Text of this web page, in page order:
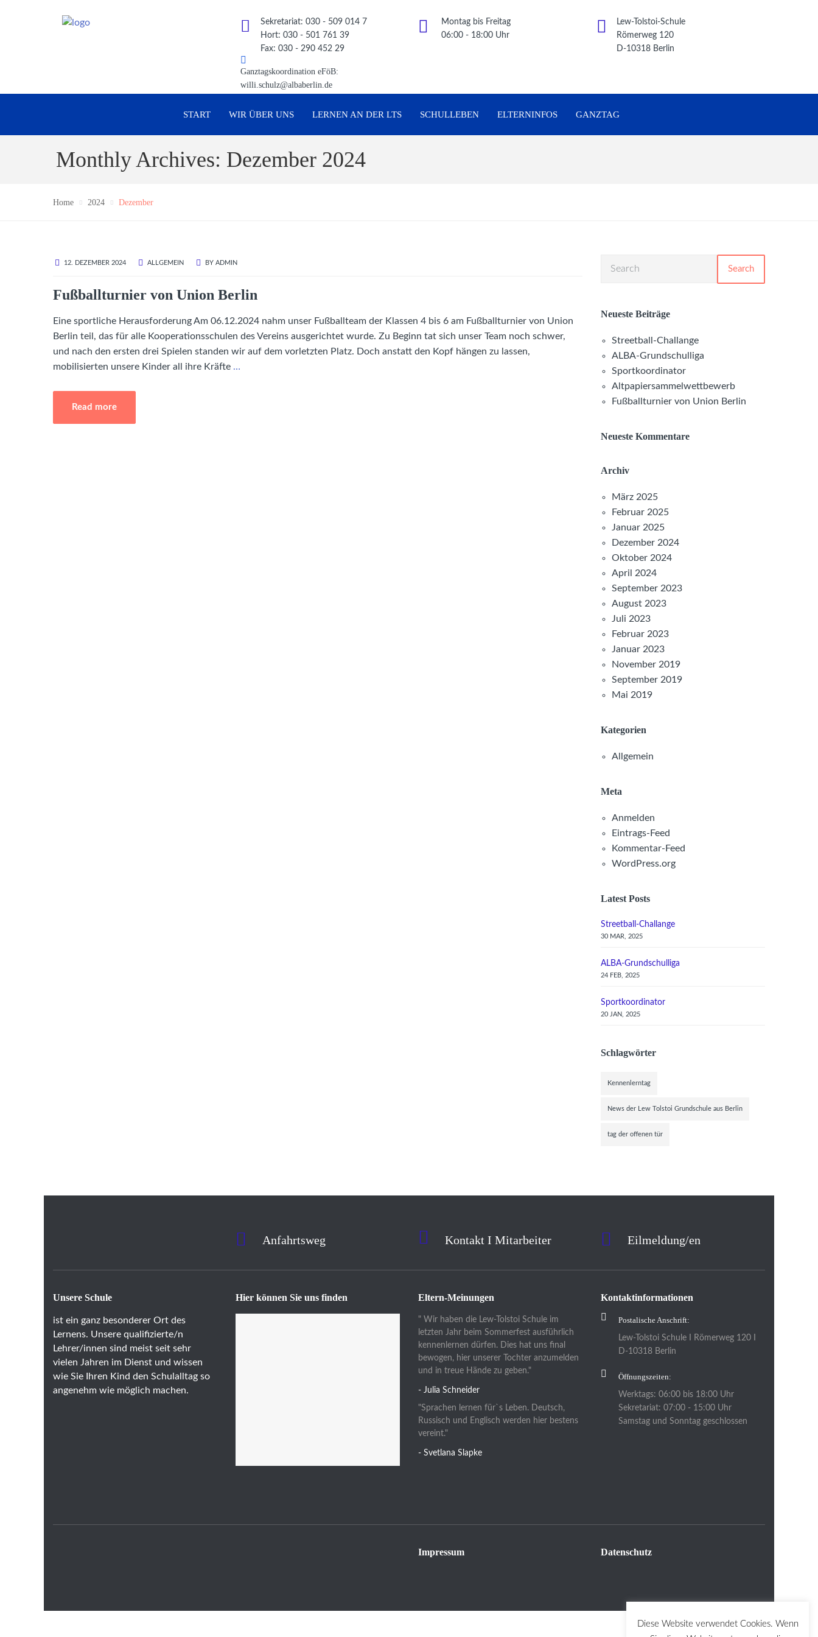
Sekretariat: 030 - 509 014 7
Hort: 030 - 501 761 39
Fax: 030 - 290 452 29
Ganztagskoordination eFöB:
willi.schulz@albaberlin.de
Montag bis Freitag
06:00 - 18:00 Uhr
Lew-Tolstoi-Schule
Römerweg 120
D-10318 Berlin
START WIR ÜBER UNS LERNEN AN DER LTS SCHULLEBEN ELTERNINFOS GANZTAG
Monthly Archives: Dezember 2024
Home 2024 Dezember
12. DEZEMBER 2024 ALLGEMEIN BY ADMIN
Fußballturnier von Union Berlin
Eine sportliche Herausforderung Am 06.12.2024 nahm unser Fußballteam der Klassen 4 bis 6 am Fußballturnier von Union
Berlin teil, das für alle Kooperationsschulen des Vereins ausgerichtet wurde. Zu Beginn tat sich unser Team noch schwer,
und nach den ersten drei Spielen standen wir auf dem vorletzten Platz. Doch anstatt den Kopf hängen zu lassen,
mobilisierten unsere Kinder all ihre Kräfte …
Read more
Search
Neueste Beiträge
Streetball-Challange
ALBA-Grundschulliga
Sportkoordinator
Altpapiersammelwettbewerb
Fußballturnier von Union Berlin
Neueste Kommentare
Archiv
März 2025
Februar 2025
Januar 2025
Dezember 2024
Oktober 2024
April 2024
September 2023
August 2023
Juli 2023
Februar 2023
Januar 2023
November 2019
September 2019
Mai 2019
Kategorien
Allgemein
Meta
Anmelden
Eintrags-Feed
Kommentar-Feed
WordPress.org
Latest Posts
Streetball-Challange
30 MAR, 2025
ALBA-Grundschulliga
24 FEB, 2025
Sportkoordinator
20 JAN, 2025
Schlagwörter
Kennenlerntag
News der Lew Tolstoi Grundschule aus Berlin
tag der offenen tür
Anfahrtsweg Kontakt I Mitarbeiter Eilmeldung/en
Unsere Schule
ist ein ganz besonderer Ort des
Lernens. Unsere qualifizierte/n
Lehrer/innen sind meist seit sehr
vielen Jahren im Dienst und wissen
wie Sie Ihren Kind den Schulalltag so
angenehm wie möglich machen.
Hier können Sie uns finden Eltern-Meinungen
" Wir haben die Lew-Tolstoi Schule im
letzten Jahr beim Sommerfest ausführlich
kennenlernen dürfen. Dies hat uns final
bewogen, hier unserer Tochter anzumelden
und in treue Hände zu geben."
- Julia Schneider
"Sprachen lernen für`s Leben. Deutsch,
Russisch und Englisch werden hier bestens
vereint."
- Svetlana Slapke
Kontaktinformationen
Postalische Anschrift:
Lew-Tolstoi Schule I Römerweg 120 I
D-10318 Berlin
Öffnungszeiten:
Werktags: 06:00 bis 18:00 Uhr
Sekretariat: 07:00 - 15:00 Uhr
Samstag und Sonntag geschlossen
Impressum Datenschutz
Diese Website verwendet Cookies. Wenn